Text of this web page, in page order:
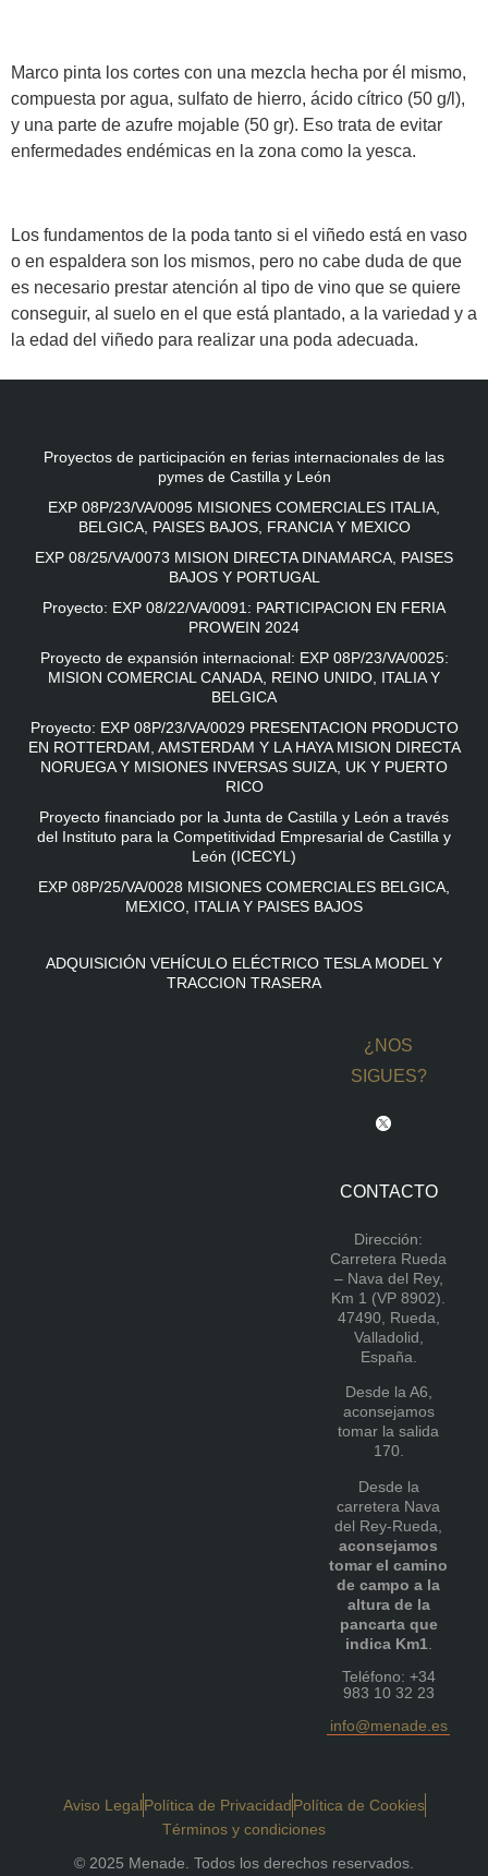
Marco pinta los cortes con una mezcla hecha por él mismo,
compuesta por agua, sulfato de hierro, ácido cítrico (50 g/l),
y una parte de azufre mojable (50 gr). Eso trata de evitar
enfermedades endémicas en la zona como la yesca.
Los fundamentos de la poda tanto si el viñedo está en vaso
o en espaldera son los mismos, pero no cabe duda de que
es necesario prestar atención al tipo de vino que se quiere
conseguir, al suelo en el que está plantado, a la variedad y a
la edad del viñedo para realizar una poda adecuada.
Proyectos de participación en ferias internacionales de las
pymes de Castilla y León
EXP 08P/23/VA/0095 MISIONES COMERCIALES ITALIA,
BELGICA, PAISES BAJOS, FRANCIA Y MEXICO
EXP 08/25/VA/0073 MISION DIRECTA DINAMARCA, PAISES
BAJOS Y PORTUGAL
Proyecto: EXP 08/22/VA/0091: PARTICIPACION EN FERIA
PROWEIN 2024
Proyecto de expansión internacional: EXP 08P/23/VA/0025:
MISION COMERCIAL CANADA, REINO UNIDO, ITALIA Y
BELGICA
Proyecto: EXP 08P/23/VA/0029 PRESENTACION PRODUCTO
EN ROTTERDAM, AMSTERDAM Y LA HAYA MISION DIRECTA
NORUEGA Y MISIONES INVERSAS SUIZA, UK Y PUERTO
RICO
Proyecto financiado por la Junta de Castilla y León a través
del Instituto para la Competitividad Empresarial de Castilla y
León (ICECYL)
EXP 08P/25/VA/0028 MISIONES COMERCIALES BELGICA,
MEXICO, ITALIA Y PAISES BAJOS
ADQUISICIÓN VEHÍCULO ELÉCTRICO TESLA MODEL Y
TRACCION TRASERA
¿NOS
SIGUES?
CONTACTO
Dirección:
Carretera Rueda
– Nava del Rey,
Km 1 (VP 8902).
47490, Rueda,
Valladolid,
España.
Desde la A6,
aconsejamos
tomar la salida
170.
Desde la
carretera Nava
del Rey-Rueda,
aconsejamos
tomar el camino
de campo a la
altura de la
pancarta que
indica Km1
Teléfono: +34
983 10 32 23
info@menade.es
Aviso LegalPolítica de PrivacidadPolítica de Cookies
Términos y condiciones
© 2025 Menade. Todos los derechos reservados.